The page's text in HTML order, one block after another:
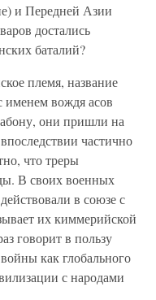
и Передней Азии
достались
баталий?
племя, название
именем вождя асов
они пришли на
частично
что треры
В своих военных
в союзе с
их киммерийской
говорит в пользу
как глобального
с народами